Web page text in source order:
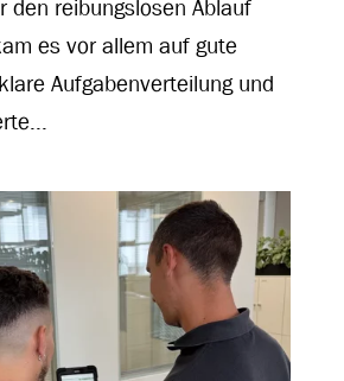
den reibungslosen Ablauf
es vor allem auf gute
Aufgabenverteilung und